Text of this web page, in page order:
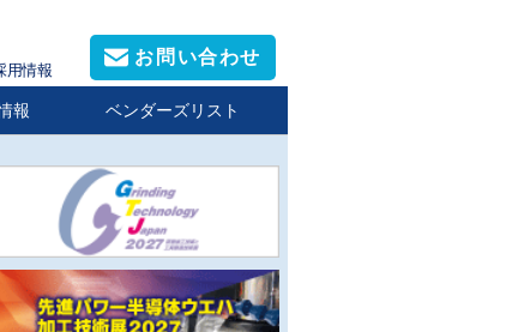
用情報
お問い合わせ
報 ベンダーズリスト